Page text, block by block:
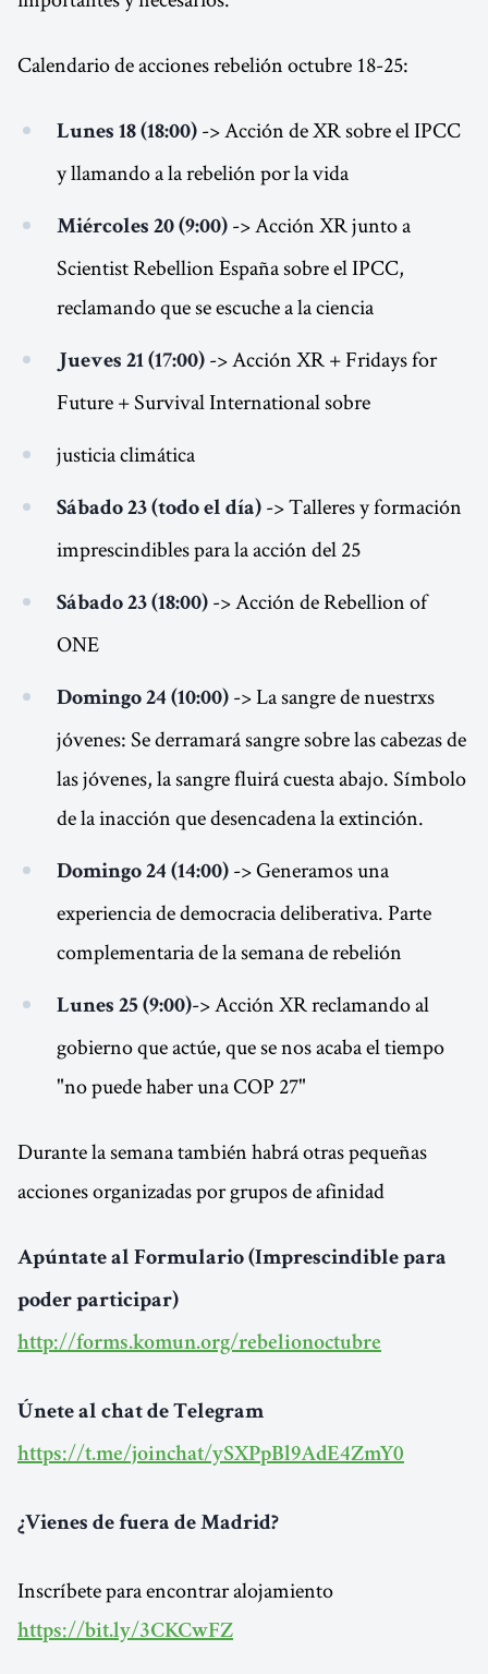
Calendario de acciones rebelión octubre 18-25:
Lunes 18 (18:00) -> Acción de XR sobre el IPCC
y llamando a la rebelión por la vida
Miércoles 20 (9:00) -> Acción XR junto a
Scientist Rebellion España sobre el IPCC,
reclamando que se escuche a la ciencia
Jueves 21 (17:00) -> Acción XR + Fridays for
Future + Survival International sobre
justicia climática
Sábado 23 (todo el día) -> Talleres y formación
imprescindibles para la acción del 25
Sábado 23 (18:00) -> Acción de Rebellion of
ONE
Domingo 24 (10:00) -> La sangre de nuestrxs
jóvenes: Se derramará sangre sobre las cabezas de
las jóvenes, la sangre fluirá cuesta abajo. Símbolo
de la inacción que desencadena la extinción.
Domingo 24 (14:00) -> Generamos una
experiencia de democracia deliberativa. Parte
complementaria de la semana de rebelión
Lunes 25 (9:00)-> Acción XR reclamando al
gobierno que actúe, que se nos acaba el tiempo
"no puede haber una COP 27"
Durante la semana también habrá otras pequeñas
acciones organizadas por grupos de afinidad
Apúntate al Formulario (Imprescindible para
poder participar)
http://forms.komun.org/rebelionoctubre
Únete al chat de Telegram
https://t.me/joinchat/ySXPpBl9AdE4ZmY0
¿Vienes de fuera de Madrid?
Inscríbete para encontrar alojamiento
https://bit.ly/3CKCwFZ